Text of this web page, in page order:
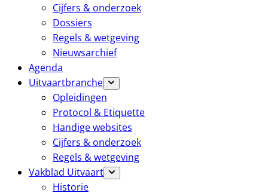
Cijfers & onderzoek
Dossiers
Regels & wetgeving
Nieuwsarchief
Agenda
Uitvaartbranche
Opleidingen
Protocol & Etiquette
Handige websites
Cijfers & onderzoek
Regels & wetgeving
Vakblad Uitvaart
Historie